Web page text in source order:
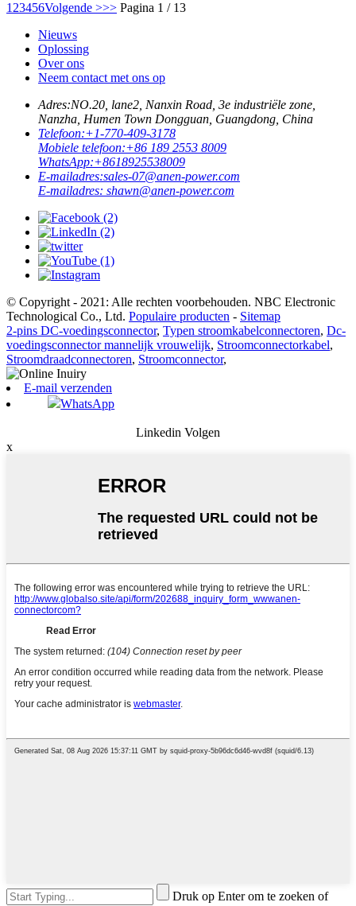
1 23456Volgende >>> Pagina 1 / 13
Nieuws
Oplossing
Over ons
Neem contact met ons op
Adres:NO.20, lane2, Nanxin Road, 3e industriële zone,
Nanzha, Humen Town Dongguan, Guangdong, China
Telefoon:+1-770-409-3178
Mobiele telefoon:+86 189 2553 8009
WhatsApp:+8618925538009
E-mailadres:sales-07@anen-power.com
E-mailadres: shawn@anen-power.com
© Copyright - 2021: Alle rechten voorbehouden. NBC Electronic
Technological Co., Ltd. Populaire producten - Sitemap
2-pins DC-voedingsconnector, Typen stroomkabelconnectoren, Dc-
voedingsconnector mannelijk vrouwelijk, Stroomconnectorkabel,
Stroomdraadconnectoren, Stroomconnector,
E-mail verzenden
WhatsApp
Linkedin Volgen
x
Druk op Enter om te zoeken of